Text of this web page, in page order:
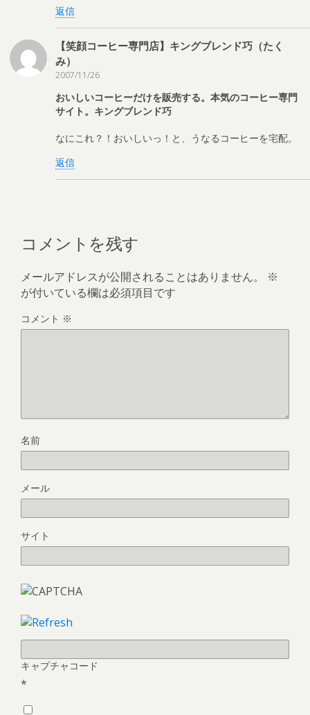
返信
【笑顔コーヒー専門店】キングブレンド巧（たく
み）
2007/11/26
おいしいコーヒーだけを販売する。本気のコーヒー専門
サイト。キングブレンド巧
なにこれ？！おいしいっ！と、うなるコーヒーを宅配。
返信
コメントを残す
メールアドレスが公開されることはありません。
※
が付いている欄は必須項目です
コメント ※
名前
メール
サイト
キャプチャコード
*